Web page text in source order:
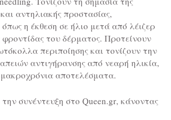
αντηλιακής προστασίας,
η έκθεση σε ήλιο μετά από λέιζερ
του δέρματος. Προτείνουν
περιποίησης και τονίζουν την
αντιγήρανσης από νεαρή ηλικία,
αποτελέσματα.
συνέντευξη στο Queen.gr, κάνοντας